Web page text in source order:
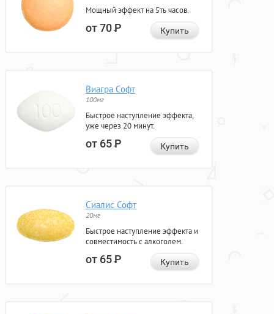
Мощный эффект на 5ть часов.
от 70Р Купить
Виагра Софт
100мг
Быстрое наступление эффекта,
уже через 20 минут.
от 65Р Купить
Сиалис Софт
20мг
Быстрое наступление эффекта и
совместимость с алкоголем.
от 65Р Купить